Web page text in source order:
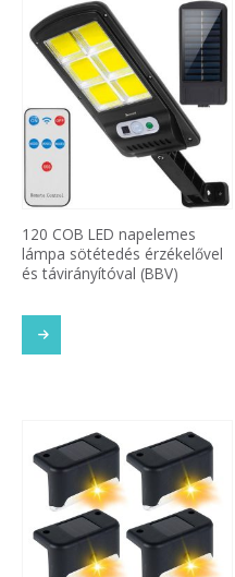
120 COB LED napelemes
lámpa sötétedés érzékelővel
és távirányítóval (BBV)